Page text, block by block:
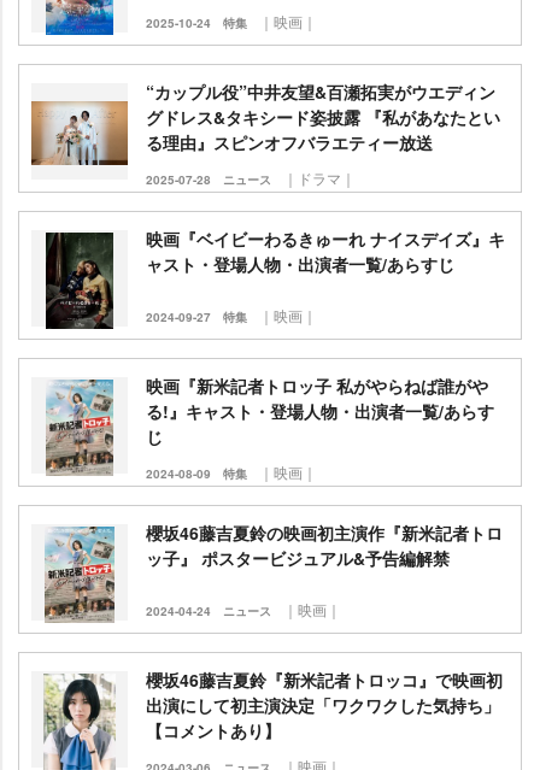
2025-10-24 特集 ｜映画｜
“カップル役”中井友望&百瀬拓実がウエディン
グドレス&タキシード姿披露 『私があなたとい
る理由』スピンオフバラエティー放送
2025-07-28 ニュース ｜ドラマ｜
映画『ベイビーわるきゅーれ ナイスデイズ』キ
ャスト・登場人物・出演者一覧/あらすじ
2024-09-27 特集 ｜映画｜
映画『新米記者トロッ子 私がやらねば誰が
る!』キャスト・登場人物・出演者一覧/あらす
じ
2024-08-09 特集 ｜映画｜
櫻坂46藤吉夏鈴の映画初主演作『新米記者トロ
ッ子』 ポスタービジュアル&予告編解禁
2024-04-24 ニュース ｜映画｜
櫻坂46藤吉夏鈴『新米記者トロッコ』で映画初
出演にして初主演決定「ワクワクした気持ち」
【コメントあり】
｜映画｜